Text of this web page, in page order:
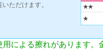
ただけます。
用による擦れがあります。